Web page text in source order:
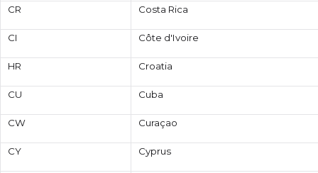
CR Costa Rica
CI Côte d'Ivoire
HR Croatia
CU Cuba
CW Curaçao
CY Cyprus